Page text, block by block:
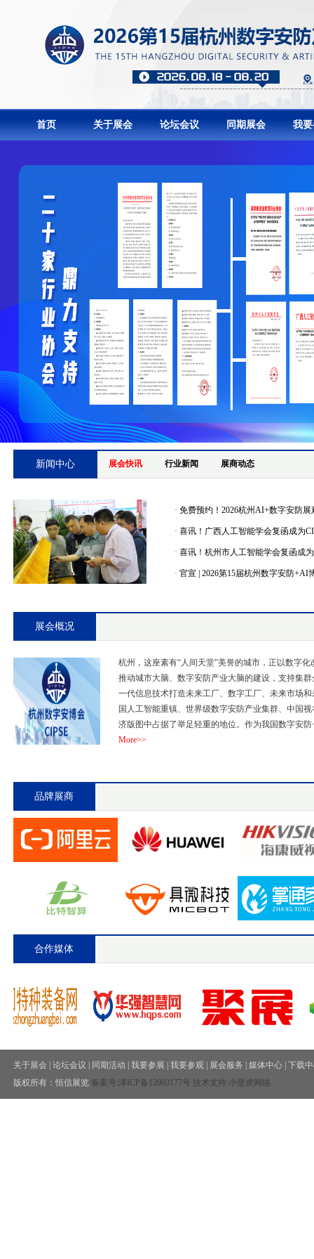
首页 关于展会 论坛会议 同期展会 我
新闻中心 展会快讯 行业新闻 展商动态
· 免费预约！2026杭州AI+数字安防
· 喜讯！广西人工智能学会复函成为
· 喜讯！杭州市人工智能学会复函成
· 官宣 | 2026第15届杭州数字安防+AI
展会概况
杭州，这座素有“人间天堂”美誉的城市，正以数字
推动城市大脑、数字安防产业大脑的建设，支持集
一代信息技术打造未来工厂、数字工厂、未来市场
国人工智能重镇、世界级数字安防产业集群、中国
济版图中占据了举足轻重的地位。作为我国数字安
More>>
品牌展商
合作媒体
关于展会 论坛会议 同期活动 我要参展 我要参观 展会服务 媒体中心 下载
版权所有：恒信展览 备案号:津ICP备12003177号 技术支持:小壁虎网络